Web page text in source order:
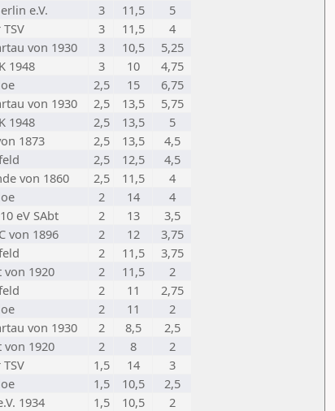
e.V. 3 11,5
5
3 11,5
4
von 1930 3 10,5
5,25
1948 3 10
4,75
2,5 15
6,75
von 1930 2,5 13,5
5,75
1948 2,5 13,5
5
1873 2,5 13,5
4,5
2,5 12,5
4,5
von 1860 2,5 11,5
4
2 14
4
eV SAbt 2 13
3,5
von 1896 2 12
3,75
2 11,5
3,75
von 1920 2 11,5
2
2 11
2,75
2 11
2
von 1930 2 8,5
2,5
von 1920 2 8
2
1,5 14
3
1,5 10,5
2,5
1934 1,5 10,5 2